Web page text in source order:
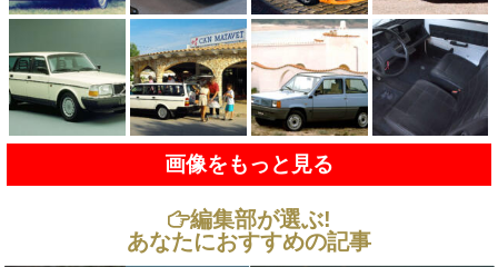
画像をもっと見る
編集部が選ぶ!
あなたにおすすめの記事